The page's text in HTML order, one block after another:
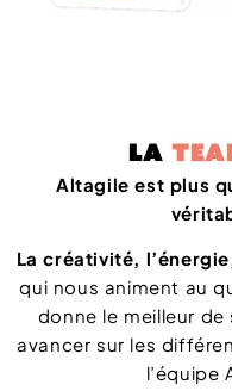
La
Altagile est plus
La créativité,
qui nous animent au
donne le meilleur
avancer sur les
l’équipe